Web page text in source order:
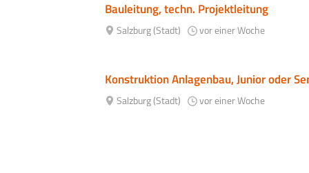
Bauleitung, techn. Projektleitung
Salzburg (Stadt) vor einer Woche
Konstruktion Anlagenbau, Junior oder
Salzburg (Stadt) vor einer Woche